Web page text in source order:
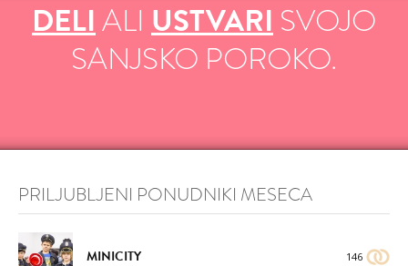
DODAJ
VŠEČNO (16)
DODAJ
DELIALI USTVARISVOJO
SANJSKO POROKO.
PRILJUBLJENI PONUDNIKI MESECA
MINICITY 146